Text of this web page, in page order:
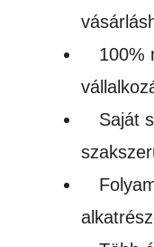
100%
Saját